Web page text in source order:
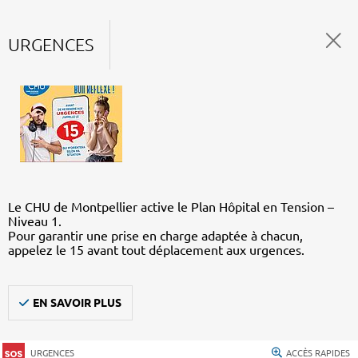
URGENCES
Le CHU de Montpellier active le Plan Hôpital en Tension –
Niveau 1.
Pour garantir une prise en charge adaptée à chacun,
appelez le 15 avant tout déplacement aux urgences.
EN SAVOIR PLUS
URGENCES ACCÈS RAPIDES